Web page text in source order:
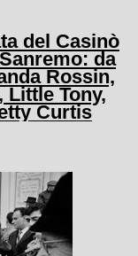
del Casinò
da
Rossin,
Little Tony,
Curtis